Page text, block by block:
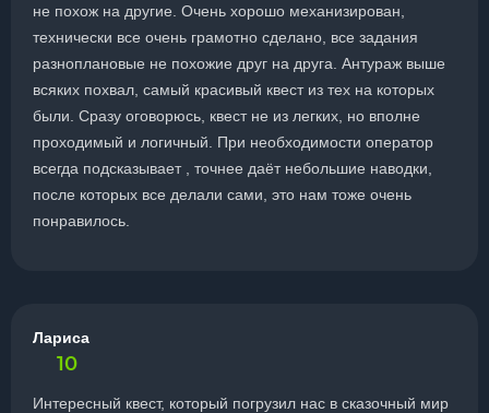
не похож на другие. Очень хорошо механизирован,
технически все очень грамотно сделано, все задания
разноплановые не похожие друг на друга. Антураж выше
всяких похвал, самый красивый квест из тех на которых
были. Сразу оговорюсь, квест не из легких, но вполне
проходимый и логичный. При необходимости оператор
всегда подсказывает , точнее даёт небольшие наводки,
после которых все делали сами, это нам тоже очень
понравилось.
Лариса
10
Интересный квест, который погрузил нас в сказочный мир